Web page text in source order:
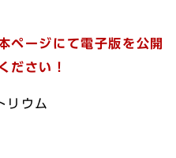
ページにて電子版を公開
ださい！
リウム